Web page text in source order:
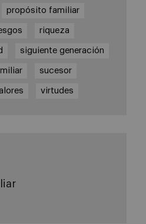
propósito familiar
riqueza
siguiente generación
sucesor
virtudes